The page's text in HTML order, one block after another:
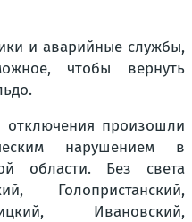
и аварийные службы,
чтобы вернуть
отключения произошли
нарушением в
области. Без света
Голопристанский,
Ивановский,